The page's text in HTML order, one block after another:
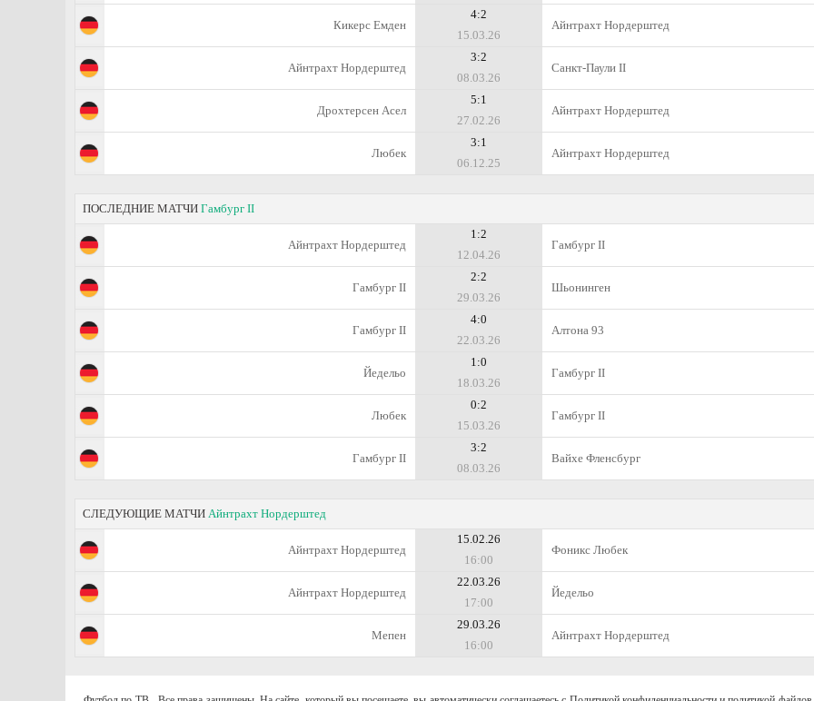
Кикерс Емден
4:2
15.03.26
Айнтрахт Нордерштед
Айнтрахт Нордерштед
3:2
08.03.26
Санкт-Паули II
Дрохтерсен Асел
5:1
27.02.26
Айнтрахт Нордерштед
Любек
3:1
06.12.25
Айнтрахт Нордерштед
ПОСЛЕДНИЕ МАТЧИ Гамбург II
Айнтрахт Нордерштед
1:2
12.04.26
Гамбург II
Гамбург II
2:2
29.03.26
Шьонинген
Гамбург II
4:0
22.03.26
Алтона 93
Йедельо
1:0
18.03.26
Гамбург II
Любек
0:2
15.03.26
Гамбург II
Гамбург II
3:2
08.03.26
Вайхе Фленсбург
СЛЕДУЮЩИЕ МАТЧИ Айнтрахт Нордерштед
Айнтрахт Нордерштед
15.02.26
16:00
Фоникс Любек
Айнтрахт Нордерштед
22.03.26
17:00
Йедельо
Mепен
29.03.26
16:00
Айнтрахт Нордерштед